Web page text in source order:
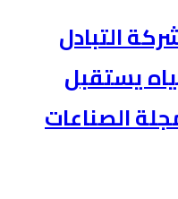
التبادل
يستقبل
الصناعات